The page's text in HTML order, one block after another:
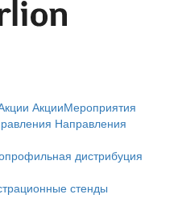
АкцииМероприятия
Направления
дистрибуция
стенды